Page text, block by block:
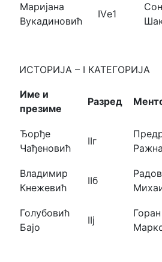
Маријана
Вукадиновић
IVе1
ИСТОРИЈА – I КАТЕГОРИЈА
Име и
презиме
Разред
Ђорђе
Чађеновић
IIг
Владимир
Кнежевић
IIб
Голубовић
Бајо
IIј
Горан